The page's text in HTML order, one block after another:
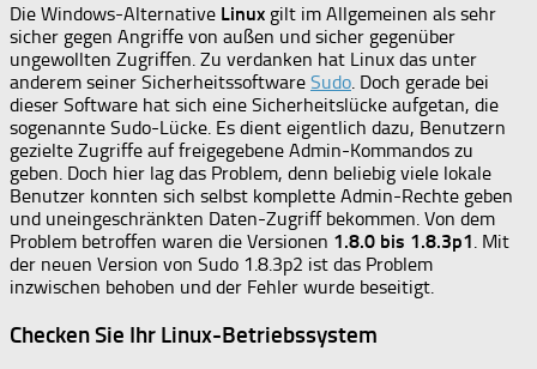
Die Windows-Alternative Linux gilt im Allgemeinen als sehr
sicher gegen Angriffe von außen und sicher gegenüber
ungewollten Zugriffen. Zu verdanken hat Linux das unter
anderem seiner Sicherheitssoftware Sudo. Doch gerade bei
dieser Software hat sich eine Sicherheitslücke aufgetan, die
sogenannte Sudo-Lücke. Es dient eigentlich dazu, Benutzern
gezielte Zugriffe auf freigegebene Admin-Kommandos zu
geben. Doch hier lag das Problem, denn beliebig viele lokale
Benutzer konnten sich selbst komplette Admin-Rechte geben
und uneingeschränkten Daten-Zugriff bekommen. Von dem
Problem betroffen waren die Versionen 1.8.0 bis 1.8.3p1. Mit
der neuen Version von Sudo 1.8.3p2 ist das Problem
inzwischen behoben und der Fehler wurde beseitigt.
Checken Sie Ihr Linux-Betriebssystem